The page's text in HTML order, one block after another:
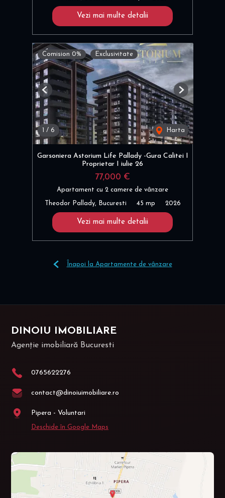
Vezi mai multe detalii
Comision 0% Exclusivitate
1 / 6 Harta
Previous Next
Garsoniera Astorium Life Pallady -Gura Calitei I
Proprietar I iulie 26
77,000 €
Apartament cu 2 camere de vânzare
Theodor Pallady, Bucuresti 45 mp 2026
Vezi mai multe detalii
Înapoi la Apartamente de vânzare
DINOIU IMOBILIARE
Agenție imobiliară Bucuresti
0765622276
contact@dinoiuimobiliare.ro
Pipera - Voluntari
Deschide în Google Maps